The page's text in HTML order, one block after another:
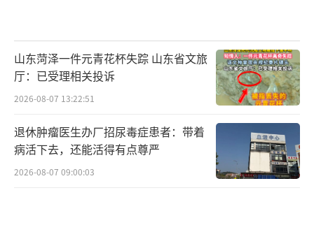
有趣的是，似乎只有通过鼻子吸气才有效
果，用嘴呼吸却没有类似的效果。这或许是因
为这两种吸气模式所激活的大脑区域不同。
总而言之，每一次叹息，不仅能改变我们
的呼吸状态，还能让我们的身体状态从内而外
地进行一次状态刷新，让我们的身心得到一
山东菏泽一件元青花杯失踪 山东省文旅
厅：已受理相关投诉
2026-08-07 13:22:51
退休肿瘤医生办厂招尿毒症患者：带着
病活下去，还能活得有点尊严
2026-08-07 09:00:03